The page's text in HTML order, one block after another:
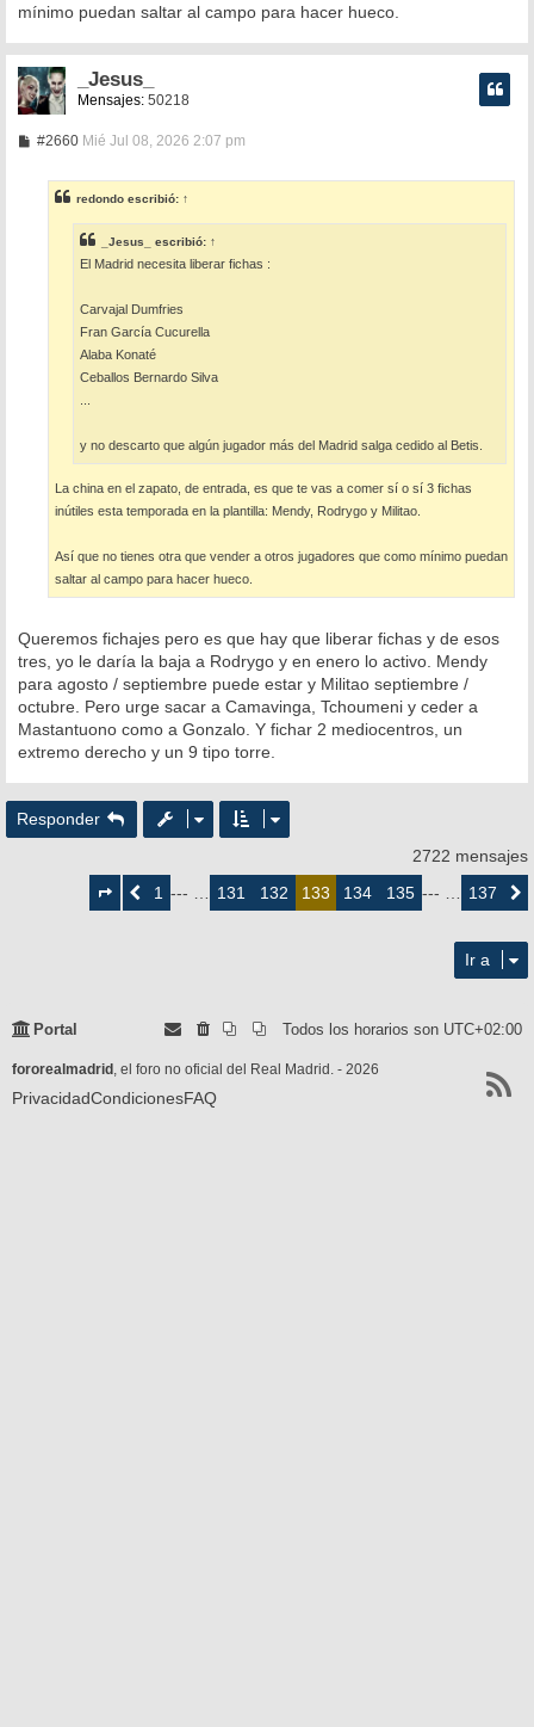
mínimo puedan saltar al campo para hacer hueco.
_Jesus_
Mensajes: 50218
#2660M
a
j
e
Mié Jul 08, 2026 2:07 pm
redondo escribió: ↑
_Jesus_ escribió: ↑
El Madrid necesita liberar fichas :
Carvajal Dumfries
Fran García Cucurella
Alaba Konaté
Ceballos Bernardo Silva
y no descarto que algún jugador más del Madrid salga cedido al Betis.
La china en el zapato, de entrada, es que te vas a comer sí o sí 3 fichas
inútiles esta temporada en la plantilla: Mendy, Rodrygo y Militao.
Así que no tienes otra que vender a otros jugadores que como mínimo puedan
saltar al campo para hacer hueco.
Queremos fichajes pero es que hay que liberar fichas y de esos
tres, yo le daría la baja a Rodrygo y en enero lo activo. Mendy
para agosto / septiembre puede estar y Militao septiembre /
octubre. Pero urge sacar a Camavinga, Tchoumeni y ceder a
Mastantuono como a Gonzalo. Y fichar 2 mediocentros, un
extremo derecho y un 9 tipo torre.
Responder
2722 mensajes
133
deAnterior
1 --- … 131 132 133 134 135 --- … 137
Ir a
Portal Todos los horarios son UTC+02:00
fororealmadrid , el foro no oficial del Real Madrid. - 2026
PrivacidadCondicionesFAQ